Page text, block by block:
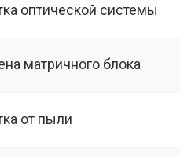
оптической системы
матричного блока
от пыли